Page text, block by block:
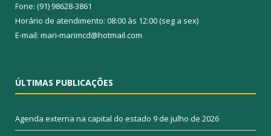
Fone: (91) 98628-3861
Horário de atendimento: 08:00 às 12:00 (seg a sex)
E-mail: mari-marimcd@hotmail.com
ÚLTIMAS PUBLICAÇÕES
Agenda externa na capital do estado 9 de julho de 2026